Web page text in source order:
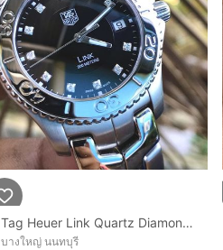
Tag Heuer Link Quartz Diamond Black Dial WJ 1113🇨🇭🇨🇭
บางใหญ่ นนทบุรี